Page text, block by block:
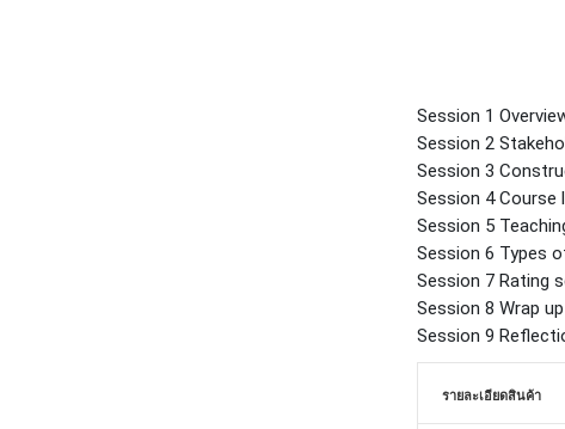
Session 1
Session 2
Session 3
Session 4
Session 5
Session 6 Types
Session 7 Rating
Session 8 Wrap
Session 9
รายละเอียดสินค้า